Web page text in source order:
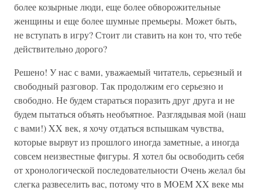
более козырные люди, еще более обворожительные
женщины и еще более шумные премьеры. Может быть,
не вступать в игру? Стоит ли ставить на кон то, что тебе
действительно дорого?
Решено! У нас с вами, уважаемый читатель, серьезный и
свободный разговор. Так продолжим его серьезно и
свободно. Не будем стараться поразить друг друга и не
будем пытаться объять необъятное. Разглядывая мой (наш
с вами!) XX век, я хочу отдаться вспышкам чувства,
которые вырвут из прошлого иногда заметные, а иногда
совсем неизвестные фигуры. Я хотел бы освободить себя
от хронологической последовательности Очень желал бы
слегка развеселить вас, потому что в MOЕM XX веке мы